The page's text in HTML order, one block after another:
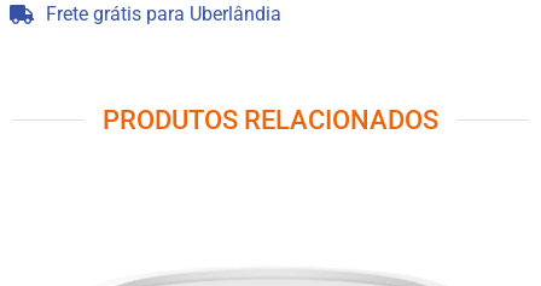
Frete grátis para Uberlândia
PRODUTOS RELACIONADOS